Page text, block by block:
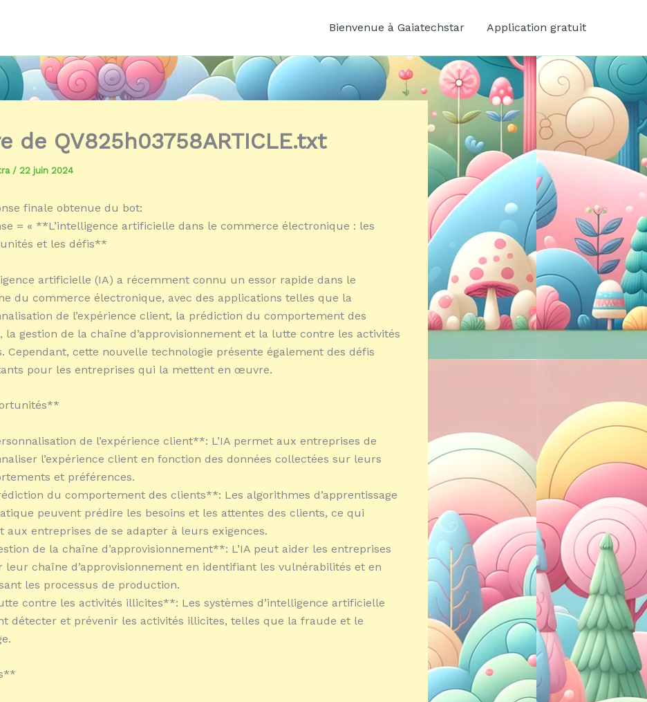
Bienvenue à Gaiatechstar Application gratuit
de QV825h03758ARTICLE.txt
/ 22 juin 2024
finale obtenue du bot:
= « **L’intelligence artificielle dans le commerce électronique : les
et les défis**
artificielle (IA) a récemment connu un essor rapide dans le
du commerce électronique, avec des applications telles que la
de l’expérience client, la prédiction du comportement des
la gestion de la chaîne d’approvisionnement et la lutte contre les activités
Cependant, cette nouvelle technologie présente également des défis
pour les entreprises qui la mettent en œuvre.
de l’expérience client**: L’IA permet aux entreprises de
l’expérience client en fonction des données collectées sur leurs
et préférences.
du comportement des clients**: Les algorithmes d’apprentissage
peuvent prédire les besoins et les attentes des clients, ce qui
aux entreprises de se adapter à leurs exigences.
de la chaîne d’approvisionnement**: L’IA peut aider les entreprises
leur chaîne d’approvisionnement en identifiant les vulnérabilités et en
les processus de production.
contre les activités illicites**: Les systèmes d’intelligence artificielle
détecter et prévenir les activités illicites, telles que la fraude et le